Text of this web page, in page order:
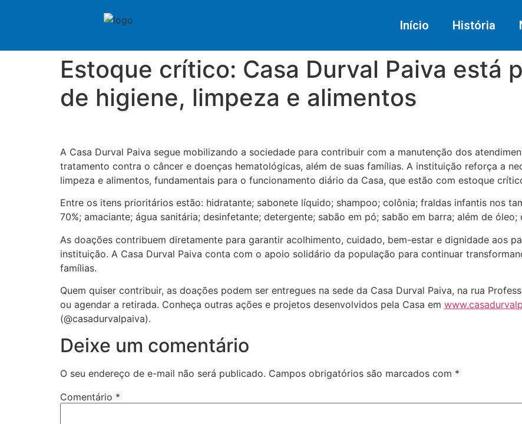
Início História
Estoque crítico: Casa Durval Paiva está
de higiene, limpeza e alimentos
A Casa Durval Paiva segue mobilizando a sociedade para contribuir com a manutenção dos
tratamento contra o câncer e doenças hematológicas, além de suas famílias. A instituição reforça a
limpeza e alimentos, fundamentais para o funcionamento diário da Casa, que estão com estoque
Entre os itens prioritários estão: hidratante; sabonete líquido; shampoo; colônia; fraldas infantis nos
70%; amaciante; água sanitária; desinfetante; detergente; sabão em pó; sabão em barra; além de óleo;
As doações contribuem diretamente para garantir acolhimento, cuidado, bem-estar e dignidade aos
instituição. A Casa Durval Paiva conta com o apoio solidário da população para continuar
famílias.
Quem quiser contribuir, as doações podem ser entregues na sede da Casa Durval Paiva, na rua
ou agendar a retirada. Conheça outras ações e projetos desenvolvidos pela Casa em
(@casadurvalpaiva).
Deixe um comentário
O seu endereço de e-mail não será publicado. Campos obrigatórios são marcados com *
Comentário *